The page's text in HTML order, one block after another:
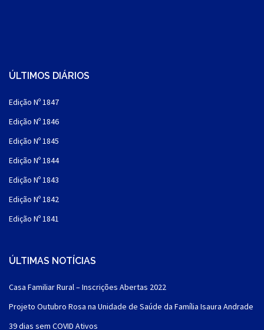
ÚLTIMOS DIÁRIOS
Edição Nº 1847
Edição Nº 1846
Edição Nº 1845
Edição Nº 1844
Edição Nº 1843
Edição Nº 1842
Edição Nº 1841
ÚLTIMAS NOTÍCIAS
Casa Familiar Rural – Inscrições Abertas 2022
Projeto Outubro Rosa na Unidade de Saúde da Família Isaura Andrade
39 dias sem COVID Ativos